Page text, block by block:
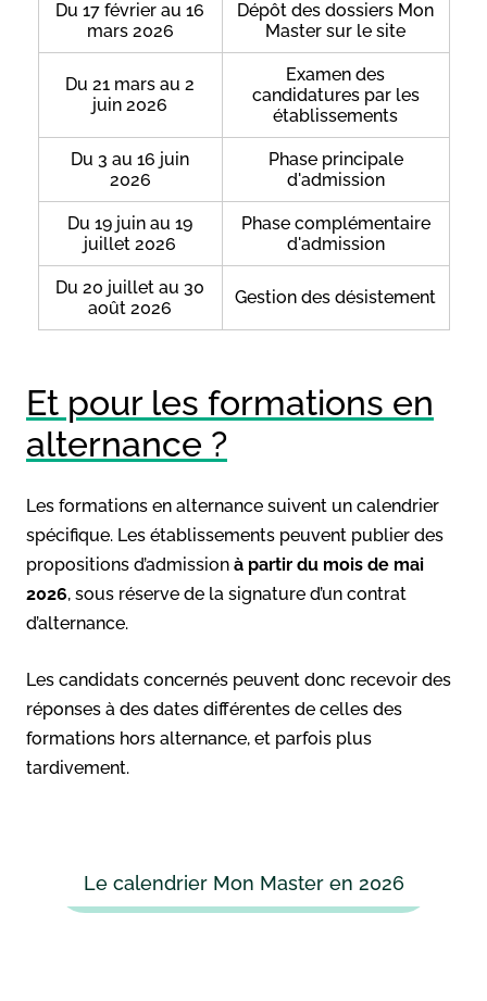
Du 17 février au 16
mars 2026
Dépôt des dossiers Mon
Master sur le site
Du 21 mars au 2
juin 2026
Examen des
candidatures par les
établissements
Du 3 au 16 juin
2026
Phase principale
d'admission
Du 19 juin au 19
juillet 2026
Phase complémentaire
d'admission
Du 20 juillet au 30
août 2026
Gestion des désistement
Et pour les formations en
alternance ?
Les formations en alternance suivent un calendrier
spécifique. Les établissements peuvent publier des
propositions d’admission à partir du mois de mai
2026, sous réserve de la signature d’un contrat
d’alternance.
Les candidats concernés peuvent donc recevoir des
réponses à des dates différentes de celles des
formations hors alternance, et parfois plus
tardivement.
Le calendrier Mon Master en 2026